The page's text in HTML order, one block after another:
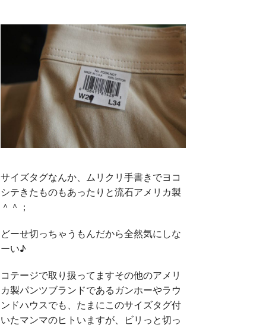
サイズタグなんか、ムリクリ手書きでヨコ
シテきたものもあったりと流石アメリカ製
＾＾；
どーせ切っちゃうもんだから全然気にしな
ーい♪
コテージで取り扱ってますその他のアメリ
カ製パンツブランドであるガンホーやラウ
ンドハウスでも、たまにこのサイズタグ付
いたマンマのヒトいますが、ビリっと切っ